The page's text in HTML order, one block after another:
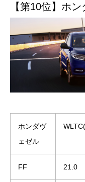
【第10位】ホ
ホンダヴ
ェゼル
FF 21.0